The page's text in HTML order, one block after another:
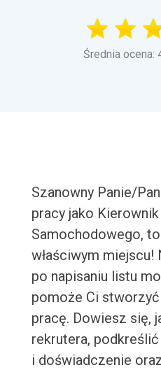
Średnia ocena:
Szanowny Panie/
pracy jako
Samochodowego,
właściwym
po napisaniu listu
pomoże Ci
pracę. Dowiesz się,
rekrutera,
i doświadczenie